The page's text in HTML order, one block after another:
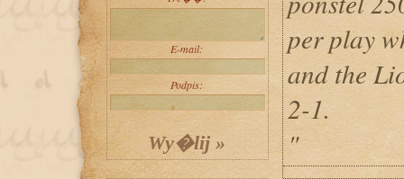
E-mail:
Podpis:
per play
and the
2-1.
"